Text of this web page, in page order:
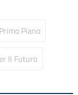
Primo Piano
Il Futuro